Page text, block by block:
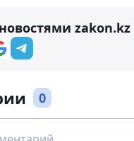
zakon.kz
0